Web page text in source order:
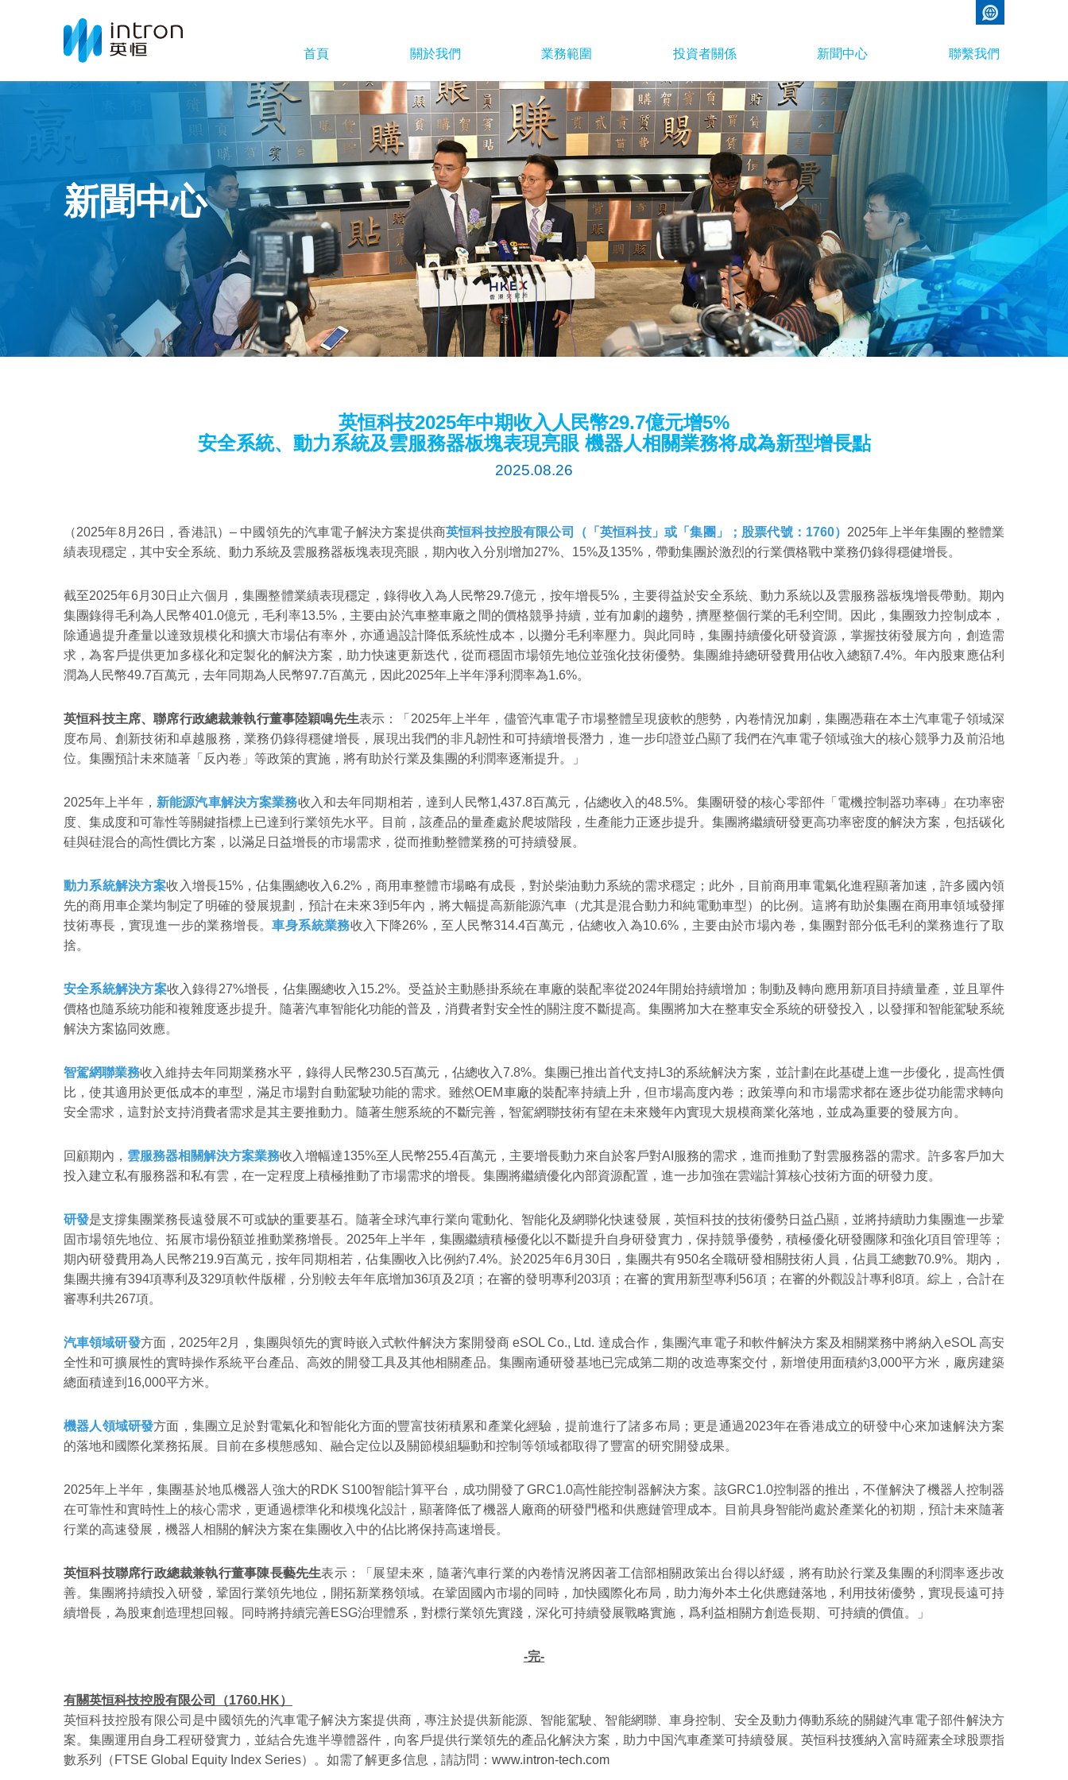
首頁 關於我們 業務範圍 投資者關係 新聞中心 聯繫我們
新聞中心
英恒科技2025年中期收入人民幣29.7億元增5%
安全系統、動力系統及雲服務器板塊表現亮眼 機器人相關業務将成為新型增長點
2025.08.26
（2025年8月26日，香港訊）– 中國領先的汽車電子解決方案提供商英恒科技控股有限公司（「英恒科技」或「集團」；股票代號：1760） 2025年上半年集團的整體業
績表現穩定，其中安全系統、動力系統及雲服務器板塊表現亮眼，期內收入分別增加27%、15%及135%，帶動集團於激烈的行業價格戰中業務仍錄得穩健增長。
截至2025年6月30日止六個月，集團整體業績表現穩定，錄得收入為人民幣29.7億元，按年增長5%，主要得益於安全系統、動力系統以及雲服務器板塊增長帶動。期內
集團錄得毛利為人民幣401.0億元，毛利率13.5%，主要由於汽車整車廠之間的價格競爭持續，並有加劇的趨勢，擠壓整個行業的毛利空間。因此，集團致力控制成本，
除通過提升產量以達致規模化和擴大市場佔有率外，亦通過設計降低系統性成本，以攤分毛利率壓力。與此同時，集團持續優化研發資源，掌握技術發展方向，創造需
求，為客戶提供更加多樣化和定製化的解決方案，助力快速更新迭代，從而穩固市場領先地位並強化技術優勢。集團維持總研發費用佔收入總額7.4%。年內股東應佔利
潤為人民幣49.7百萬元，去年同期為人民幣97.7百萬元，因此2025年上半年淨利潤率為1.6%。
英恒科技主席、聯席行政總裁兼執行董事陸穎鳴先生表示：「2025年上半年，儘管汽車電子市場整體呈現疲軟的態勢，內卷情況加劇，集團憑藉在本土汽車電子領域深
度布局、創新技術和卓越服務，業務仍錄得穩健增長，展現出我們的非凡韌性和可持續增長潛力，進一步印證並凸顯了我們在汽車電子領域強大的核心競爭力及前沿地
位。集團預計未來隨著「反內卷」等政策的實施，將有助於行業及集團的利潤率逐漸提升。」
2025年上半年， 新能源汽車解決方案業務收入和去年同期相若，達到人民幣1,437.8百萬元，佔總收入的48.5%。集團研發的核心零部件「電機控制器功率磚」在功率密
度、集成度和可靠性等關鍵指標上已達到行業領先水平。目前，該產品的量產處於爬坡階段，生產能力正逐步提升。集團將繼續研發更高功率密度的解決方案，包括碳化
硅與硅混合的高性價比方案，以滿足日益增長的市場需求，從而推動整體業務的可持續發展。
動力系統解決方案收入增長15%，佔集團總收入6.2%，商用車整體市場略有成長，對於柴油動力系統的需求穩定；此外，目前商用車電氣化進程顯著加速，許多國內領
先的商用車企業均制定了明確的發展規劃，預計在未來3到5年內，將大幅提高新能源汽車（尤其是混合動力和純電動車型）的比例。這將有助於集團在商用車領域發揮
技術專長，實現進一步的業務增長。車身系統業務收入下降26%，至人民幣314.4百萬元，佔總收入為10.6%，主要由於市場內卷，集團對部分低毛利的業務進行了取
捨。
安全系統解決方案收入錄得27%增長，佔集團總收入15.2%。受益於主動懸掛系統在車廠的裝配率從2024年開始持續增加；制動及轉向應用新項目持續量產，並且單件
價格也隨系統功能和複雜度逐步提升。隨著汽車智能化功能的普及，消費者對安全性的關注度不斷提高。集團將加大在整車安全系統的研發投入，以發揮和智能駕駛系統
解決方案協同效應。
智駕網聯業務收入維持去年同期業務水平，錄得人民幣230.5百萬元，佔總收入7.8%。集團已推出首代支持L3的系統解決方案，並計劃在此基礎上進一步優化，提高性價
比，使其適用於更低成本的車型，滿足市場對自動駕駛功能的需求。雖然OEM車廠的裝配率持續上升，但市場高度內卷；政策導向和市場需求都在逐步從功能需求轉向
安全需求，這對於支持消費者需求是其主要推動力。隨著生態系統的不斷完善，智駕網聯技術有望在未來幾年內實現大規模商業化落地，並成為重要的發展方向。
回顧期內， 雲服務器相關解決方案業務收入增幅達135%至人民幣255.4百萬元，主要增長動力來自於客戶對AI服務的需求，進而推動了對雲服務器的需求。許多客戶加大
投入建立私有服務器和私有雲，在一定程度上積極推動了市場需求的增長。集團將繼續優化內部資源配置，進一步加強在雲端計算核心技術方面的研發力度。
研發是支撐集團業務長遠發展不可或缺的重要基石。隨著全球汽車行業向電動化、智能化及網聯化快速發展，英恒科技的技術優勢日益凸顯，並將持續助力集團進一步鞏
固市場領先地位、拓展市場份額並推動業務增長。2025年上半年，集團繼續積極優化以不斷提升自身研發實力，保持競爭優勢，積極優化研發團隊和強化項目管理等；
期內研發費用為人民幣219.9百萬元，按年同期相若，佔集團收入比例約7.4%。於2025年6月30日，集團共有950名全職研發相關技術人員，佔員工總數70.9%。期內，
集團共擁有394項專利及329項軟件版權，分別較去年年底增加36項及2項；在審的發明專利203項；在審的實用新型專利56項；在審的外觀設計專利8項。綜上，合計在
審專利共267項。
汽車領域研發方面，2025年2月，集團與領先的實時嵌入式軟件解決方案開發商 eSOL Co., Ltd. 達成合作，集團汽車電子和軟件解決方案及相關業務中將納入eSOL 高安
全性和可擴展性的實時操作系統平台產品、高效的開發工具及其他相關產品。集團南通研發基地已完成第二期的改造專案交付，新增使用面積約3,000平方米，廠房建築
總面積達到16,000平方米。
機器人領域研發方面，集團立足於對電氣化和智能化方面的豐富技術積累和產業化經驗，提前進行了諸多布局；更是通過2023年在香港成立的研發中心來加速解決方案
的落地和國際化業務拓展。目前在多模態感知、融合定位以及關節模組驅動和控制等領域都取得了豐富的研究開發成果。
2025年上半年，集團基於地瓜機器人強大的RDK S100智能計算平台，成功開發了GRC1.0高性能控制器解決方案。該GRC1.0控制器的推出，不僅解決了機器人控制器
在可靠性和實時性上的核心需求，更通過標準化和模塊化設計，顯著降低了機器人廠商的研發門檻和供應鏈管理成本。目前具身智能尚處於產業化的初期，預計未來隨著
行業的高速發展，機器人相關的解決方案在集團收入中的佔比將保持高速增長。
英恒科技聯席行政總裁兼執行董事陳長藝先生表示：「展望未來，隨著汽車行業的內卷情況將因著工信部相關政策出台得以紓緩，將有助於行業及集團的利潤率逐步改
善。集團將持續投入研發，鞏固行業領先地位，開拓新業務領域。在鞏固國內市場的同時，加快國際化布局，助力海外本土化供應鏈落地，利用技術優勢，實現長遠可持
續增長，為股東創造理想回報。同時將持續完善ESG治理體系，對標行業領先實踐，深化可持續發展戰略實施，爲利益相關方創造長期、可持續的價值。」
-完-
有關英恒科技控股有限公司（1760.HK）
英恒科技控股有限公司是中國領先的汽車電子解決方案提供商，專注於提供新能源、智能駕駛、智能網聯、車身控制、安全及動力傳動系統的關鍵汽車電子部件解決方
案。集團運用自身工程研發實力，並結合先進半導體器件，向客戶提供行業領先的產品化解決方案，助力中国汽車產業可持續發展。英恒科技獲納入富時羅素全球股票指
數系列（FTSE Global Equity Index Series）。如需了解更多信息，請訪問： www.intron-tech.com